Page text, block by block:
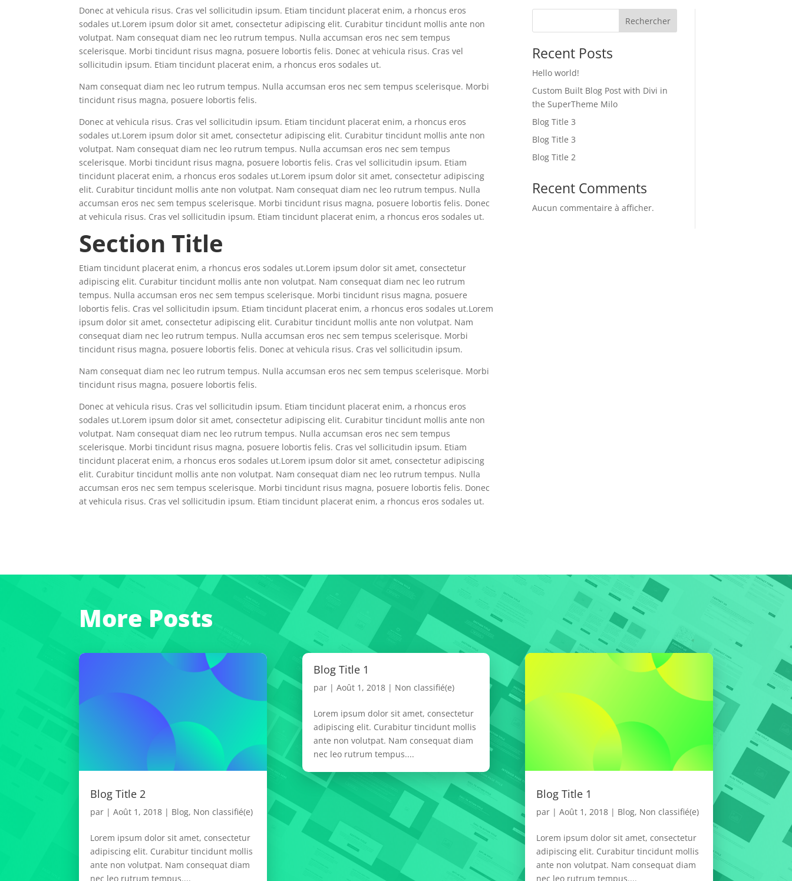
Donec at vehicula risus. Cras vel sollicitudin ipsum. Etiam tincidunt placerat enim, a rhoncus eros
sodales ut.Lorem ipsum dolor sit amet, consectetur adipiscing elit. Curabitur tincidunt mollis ante non
volutpat. Nam consequat diam nec leo rutrum tempus. Nulla accumsan eros nec sem tempus
scelerisque. Morbi tincidunt risus magna, posuere lobortis felis. Donec at vehicula risus. Cras vel
sollicitudin ipsum. Etiam tincidunt placerat enim, a rhoncus eros sodales ut.
Nam consequat diam nec leo rutrum tempus. Nulla accumsan eros nec sem tempus scelerisque. Morbi
tincidunt risus magna, posuere lobortis felis.
Donec at vehicula risus. Cras vel sollicitudin ipsum. Etiam tincidunt placerat enim, a rhoncus eros
sodales ut.Lorem ipsum dolor sit amet, consectetur adipiscing elit. Curabitur tincidunt mollis ante non
volutpat. Nam consequat diam nec leo rutrum tempus. Nulla accumsan eros nec sem tempus
scelerisque. Morbi tincidunt risus magna, posuere lobortis felis. Cras vel sollicitudin ipsum. Etiam
tincidunt placerat enim, a rhoncus eros sodales ut.Lorem ipsum dolor sit amet, consectetur adipiscing
elit. Curabitur tincidunt mollis ante non volutpat. Nam consequat diam nec leo rutrum tempus. Nulla
accumsan eros nec sem tempus scelerisque. Morbi tincidunt risus magna, posuere lobortis felis. Donec
at vehicula risus. Cras vel sollicitudin ipsum. Etiam tincidunt placerat enim, a rhoncus eros sodales ut.
Section Title
Etiam tincidunt placerat enim, a rhoncus eros sodales ut.Lorem ipsum dolor sit amet, consectetur
adipiscing elit. Curabitur tincidunt mollis ante non volutpat. Nam consequat diam nec leo rutrum
tempus. Nulla accumsan eros nec sem tempus scelerisque. Morbi tincidunt risus magna, posuere
lobortis felis. Cras vel sollicitudin ipsum. Etiam tincidunt placerat enim, a rhoncus eros sodales ut.Lorem
ipsum dolor sit amet, consectetur adipiscing elit. Curabitur tincidunt mollis ante non volutpat. Nam
consequat diam nec leo rutrum tempus. Nulla accumsan eros nec sem tempus scelerisque. Morbi
tincidunt risus magna, posuere lobortis felis. Donec at vehicula risus. Cras vel sollicitudin ipsum.
Nam consequat diam nec leo rutrum tempus. Nulla accumsan eros nec sem tempus scelerisque. Morbi
tincidunt risus magna, posuere lobortis felis.
Donec at vehicula risus. Cras vel sollicitudin ipsum. Etiam tincidunt placerat enim, a rhoncus eros
sodales ut.Lorem ipsum dolor sit amet, consectetur adipiscing elit. Curabitur tincidunt mollis ante non
volutpat. Nam consequat diam nec leo rutrum tempus. Nulla accumsan eros nec sem tempus
scelerisque. Morbi tincidunt risus magna, posuere lobortis felis. Cras vel sollicitudin ipsum. Etiam
tincidunt placerat enim, a rhoncus eros sodales ut.Lorem ipsum dolor sit amet, consectetur adipiscing
elit. Curabitur tincidunt mollis ante non volutpat. Nam consequat diam nec leo rutrum tempus. Nulla
accumsan eros nec sem tempus scelerisque. Morbi tincidunt risus magna, posuere lobortis felis. Donec
at vehicula risus. Cras vel sollicitudin ipsum. Etiam tincidunt placerat enim, a rhoncus eros sodales ut.
Rechercher
Recent Posts
Hello world!
Custom Built Blog Post with Divi in
the SuperTheme Milo
Blog Title 3
Blog Title 3
Blog Title 2
Recent Comments
Aucun commentaire à afficher.
More Posts
Blog Title 2
par |Août 1, 2018 | Blog, Non classifié(e)
Lorem ipsum dolor sit amet, consectetur
adipiscing elit. Curabitur tincidunt mollis
ante non volutpat. Nam consequat diam
nec leo rutrum tempus....
Blog Title 1
par | Août 1, 2018| Non classifié(e)
Lorem ipsum dolor sit amet, consectetur
adipiscing elit. Curabitur tincidunt mollis
ante non volutpat. Nam consequat diam
nec leo rutrum tempus....
Blog Title 1
par | Août 1, 2018| Blog, Non classifié(e)
Lorem ipsum dolor sit amet, consectetur
adipiscing elit. Curabitur tincidunt mollis
ante non volutpat. Nam consequat diam
nec leo rutrum tempus....